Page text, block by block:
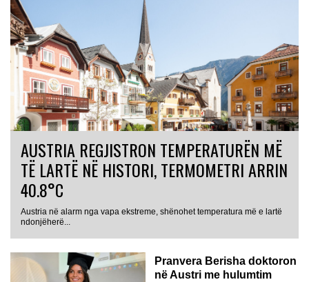
AUSTRIA REGJISTRON TEMPERATURËN MË
TË LARTË NË HISTORI, TERMOMETRI ARRIN
40.8°C
Austria në alarm nga vapa ekstreme, shënohet temperatura më e lartë
ndonjëherë...
AUSTRI
Pranvera Berisha doktoron
në Austri me hulumtim